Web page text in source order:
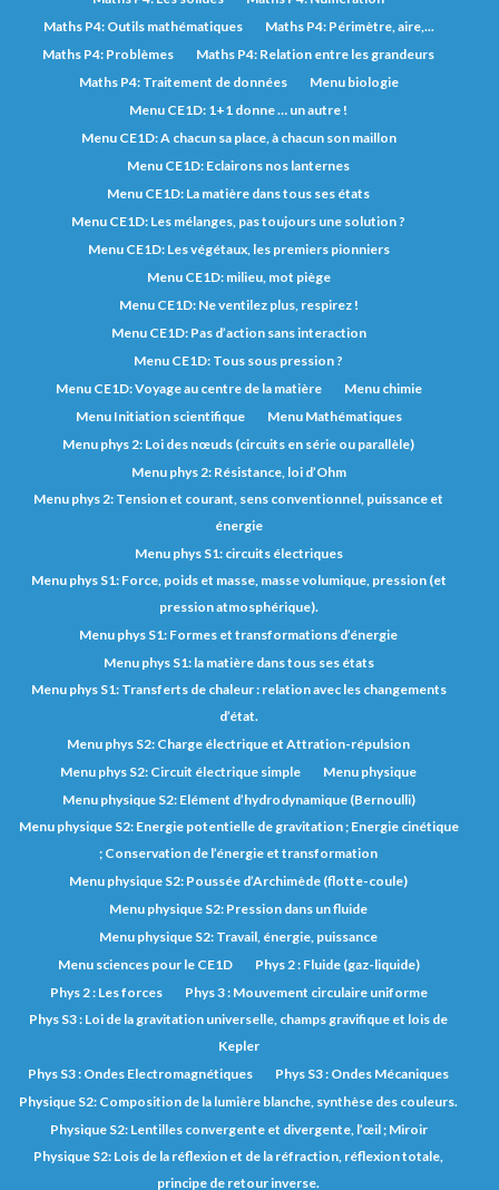
Maths P4: Outils mathématiques
Maths P4: Périmètre, aire,...
Maths P4: Problèmes
Maths P4: Relation entre les grandeurs
Maths P4: Traitement de données
Menu biologie
Menu CE1D: 1+1 donne … un autre !
Menu CE1D: A chacun sa place, à chacun son maillon
Menu CE1D: Eclairons nos lanternes
Menu CE1D: La matière dans tous ses états
Menu CE1D: Les mélanges, pas toujours une solution ?
Menu CE1D: Les végétaux, les premiers pionniers
Menu CE1D: milieu, mot piège
Menu CE1D: Ne ventilez plus, respirez !
Menu CE1D: Pas d’action sans interaction
Menu CE1D: Tous sous pression ?
Menu CE1D: Voyage au centre de la matière
Menu chimie
Menu Initiation scientifique
Menu Mathématiques
Menu phys 2: Loi des nœuds (circuits en série ou parallèle)
Menu phys 2: Résistance, loi d’Ohm
Menu phys 2: Tension et courant, sens conventionnel, puissance et
énergie
Menu phys S1: circuits électriques
Menu phys S1: Force, poids et masse, masse volumique, pression (et
pression atmosphérique).
Menu phys S1: Formes et transformations d’énergie
Menu phys S1: la matière dans tous ses états
Menu phys S1: Transferts de chaleur : relation avec les changements
d’état.
Menu phys S2: Charge électrique et Attration-répulsion
Menu phys S2: Circuit électrique simple
Menu physique
Menu physique S2: Elément d’hydrodynamique (Bernoulli)
Menu physique S2: Energie potentielle de gravitation ; Energie cinétique
; Conservation de l’énergie et transformation
Menu physique S2: Poussée d’Archimède (flotte-coule)
Menu physique S2: Pression dans un fluide
Menu physique S2: Travail, énergie, puissance
Menu sciences pour le CE1D
Phys 2 : Fluide (gaz-liquide)
Phys 2 : Les forces
Phys 3 : Mouvement circulaire uniforme
Phys S3 : Loi de la gravitation universelle, champs gravifique et lois de
Kepler
Phys S3 : Ondes Electromagnétiques
Phys S3 : Ondes Mécaniques
Physique S2: Composition de la lumière blanche, synthèse des couleurs.
Physique S2: Lentilles convergente et divergente, l’œil ; Miroir
Physique S2: Lois de la réflexion et de la réfraction, réflexion totale,
principe de retour inverse.